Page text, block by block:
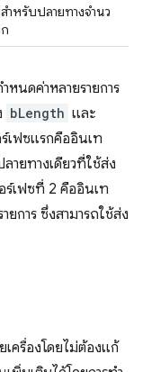
าหรับปลายทางจํานว
หนดค่าหลายรายการ
bLength และ
เฟซแรกคืออินเท
ายทางเดียวที่ใช้ส่ง
เฟซที่ 2 คืออินเท
ยการ ซึ่งสามารถใช้ส่ง
ครื่องโดยไม่ต้องแก้